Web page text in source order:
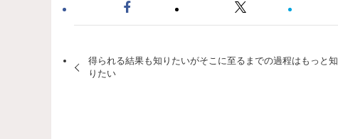
得られる結果も知りたいがそこに至るまでの過程はもっと知
りたい